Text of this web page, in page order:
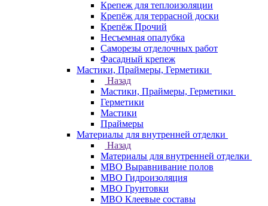
Крепеж для теплоизоляции
Крепёж для террасной доски
Крепёж Прочий
Несъемная опалубка
Саморезы отделочных работ
Фасадный крепеж
Мастики, Праймеры, Герметики
Назад
Мастики, Праймеры, Герметики
Герметики
Мастики
Праймеры
Материалы для внутренней отделки
Назад
Материалы для внутренней отделки
МВО Выравнивание полов
МВО Гидроизоляция
МВО Грунтовки
МВО Клеевые составы